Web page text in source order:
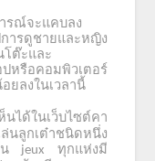
รณ์จะแคบลง
ารดูชายและหญิง
ต๊ะและ
หรือคอมพิวเตอร์
ยลงในเวลานี้
นได้ในเว็บไซต์คา
นลูกเต๋าชนิดหนึ่ง
jeux ทุกแห่งมี